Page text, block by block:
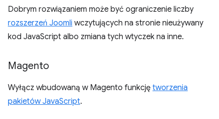
Dobrym rozwiązaniem może być ograniczenie liczby
rozszerzeń Joomli wczytujących na stronie nieużywany
kod JavaScript albo zmiana tych wtyczek na inne.
Magento
Wyłącz wbudowaną w Magento funkcję tworzenia
pakietów JavaScript.